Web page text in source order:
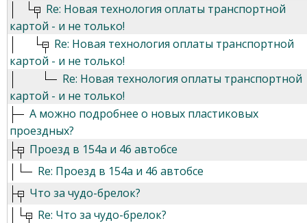
Re: Новая технология оплаты транспортной
картой - и не только!
Re: Новая технология оплаты транспортной
картой - и не только!
Re: Новая технология оплаты транспортной
картой - и не только!
А можно подробнее о новых пластиковых
проездных?
Проезд в 154а и 46 автобсе
Re: Проезд в 154а и 46 автобсе
Что за чудо-брелок?
Re: Что за чудо-брелок?